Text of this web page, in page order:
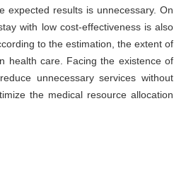
expected results is unnecessary. On
with low cost-effectiveness is also
to the estimation, the extent of
health care. Facing the existence of
unnecessary services without
the medical resource allocation